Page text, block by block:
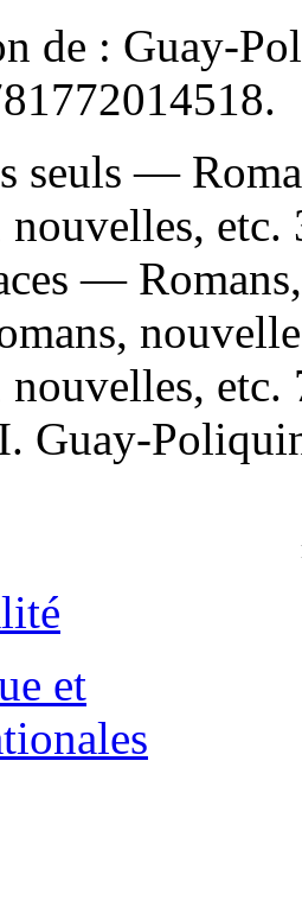
de : Guay-
.
seuls —
etc.
—
etc.
Guay-